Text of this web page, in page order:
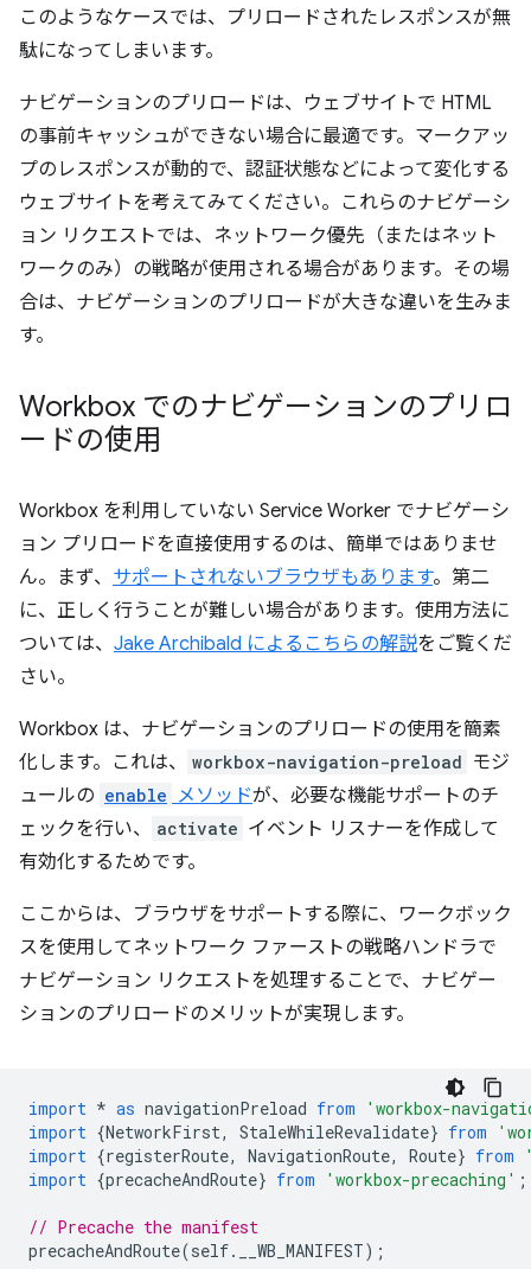
このようなケースでは、プリロードされたレスポンスが無
駄になってしまいます。
ナビゲーションのプリロードは、ウェブサイトで HTML
の事前キャッシュができない場合に最適です。マークアッ
プのレスポンスが動的で、認証状態などによって変化する
ウェブサイトを考えてみてください。これらのナビゲーシ
ョン リクエストでは、ネットワーク優先（またはネット
ワークのみ）の戦略が使用される場合があります。その場
合は、ナビゲーションのプリロードが大きな違いを生みま
す。
Workbox でのナビゲーションのプリロ
ードの使用
Workbox を利用していない Service Worker でナビゲーシ
ョン プリロードを直接使用するのは、簡単ではありませ
ん。まず、 サポートされないブラウザもあります。第二
に、正しく行うことが難しい場合があります。使用方法に
ついては、 Jake Archibald によるこちらの解説をご覧くだ
さい。
Workbox は、ナビゲーションのプリロードの使用を簡素
化します。これは、
workbox-navigation-preload モジ
ュールの enable メソッドが、必要な機能サポートのチ
ェックを行い、
activate イベント リスナーを作成して
有効化するためです。
ここからは、ブラウザをサポートする際に、ワークボック
スを使用してネットワーク ファーストの戦略ハンドラで
ナビゲーション リクエストを処理することで、ナビゲー
ションのプリロードのメリットが実現します。
import * as navigationPreload from
'workbox-
import {NetworkFirst, StaleWhileRevalidate} from
import {registerRoute, NavigationRoute, Route} from
import {precacheAndRoute} from 'workbox-precaching' ;
// Precache the manifest
precacheAndRoute(self. __WB_MANIFEST);